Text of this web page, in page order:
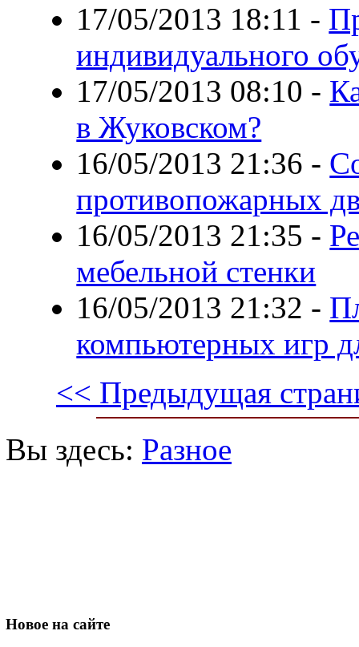
17/05/2013 18:11 -
индивидуального
17/05/2013 08:10 -
в Жуковском?
16/05/2013 21:36 -
противопожарных
16/05/2013 21:35 -
мебельной стенки
16/05/2013 21:32 -
компьютерных игр
<< Предыдущая
Вы здесь: Разное
Новое на сайте